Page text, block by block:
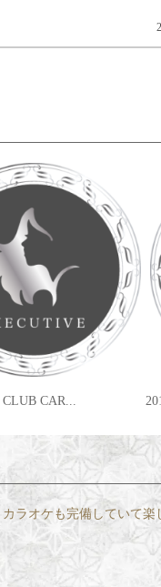
橋スナ... 新
ラオケも完備していて楽